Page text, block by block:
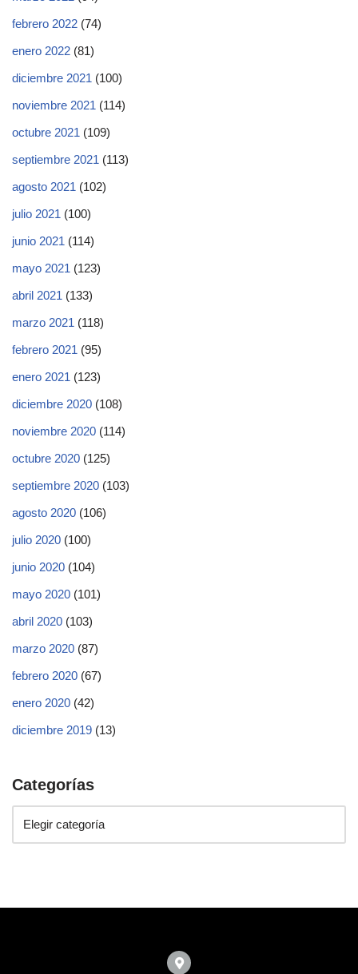
febrero 2022 (74)
enero 2022 (81)
diciembre 2021 (100)
noviembre 2021 (114)
octubre 2021 (109)
septiembre 2021 (113)
agosto 2021 (102)
julio 2021 (100)
junio 2021 (114)
mayo 2021 (123)
abril 2021 (133)
marzo 2021 (118)
febrero 2021 (95)
enero 2021 (123)
diciembre 2020 (108)
noviembre 2020 (114)
octubre 2020 (125)
septiembre 2020 (103)
agosto 2020 (106)
julio 2020 (100)
junio 2020 (104)
mayo 2020 (101)
abril 2020 (103)
marzo 2020 (87)
febrero 2020 (67)
enero 2020 (42)
diciembre 2019 (13)
Categorías